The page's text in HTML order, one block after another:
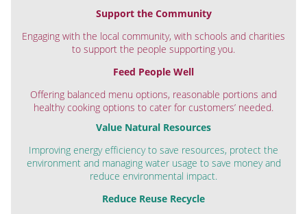
Support the Community
Engaging with the local community, with schools and charities
to support the people supporting you.
Feed People Well
Offering balanced menu options, reasonable portions and
healthy cooking options to cater for customers’ needed.
Value Natural Resources
Improving energy efficiency to save resources, protect the
environment and managing water usage to save money and
reduce environmental impact.
Reduce Reuse Recycle